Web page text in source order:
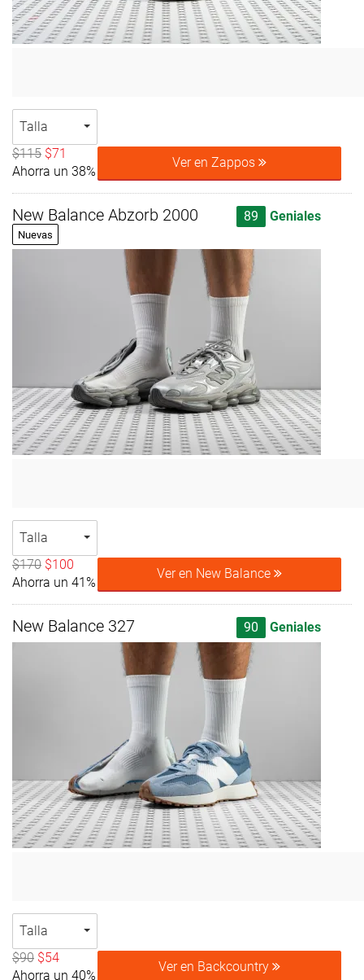
Talla
$115 $71
Ahorra un 38%
Ver en Zappos
New Balance Abzorb 2000
Nuevas
89 Geniales
Talla
$170 $100
Ahorra un 41%
Ver en New Balance
New Balance 327 90 Geniales
Talla
$90 $54
Ahorra un 40%
Ver en Backcountry